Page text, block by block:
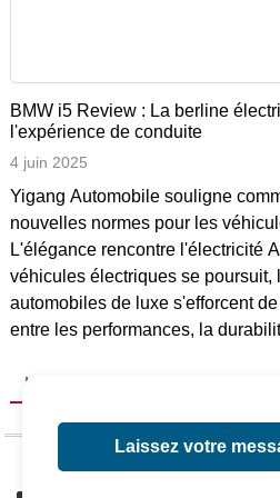
BMW i5 Review : La berline
l'expérience de conduite
4 juin 2025
Yigang Automobile souligne
nouvelles normes pour les
L'élégance rencontre l'électricité
véhicules électriques se poursuit,
automobiles de luxe s'efforcent
entre les performances, la
voiture électrique BMW i5, une
qui mélange [...]
LIRE PLUS
Précédent 1 2 3 4 5
Laissez votre